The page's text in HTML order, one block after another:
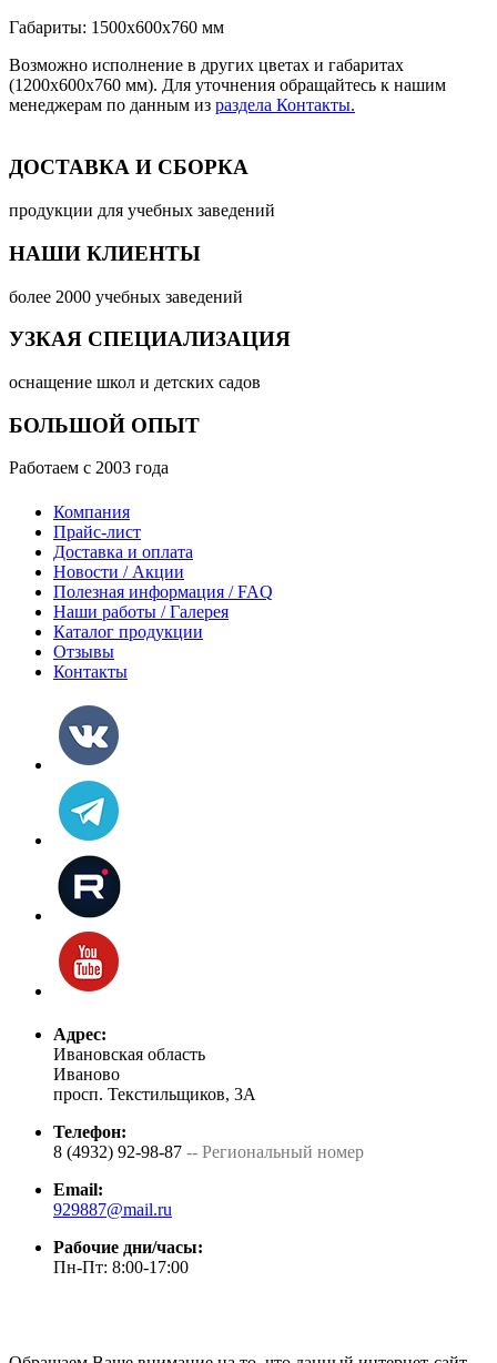
Габариты: 1500х600х760 мм
Возможно исполнение в других цветах и габаритах
(1200х600х760 мм). Для уточнения обращайтесь к нашим
менеджерам по данным из раздела Контакты.
ДОСТАВКА И СБОРКА
продукции для учебных заведений
НАШИ КЛИЕНТЫ
более 2000 учебных заведений
УЗКАЯ СПЕЦИАЛИЗАЦИЯ
оснащение школ и детских садов
БОЛЬШОЙ ОПЫТ
Работаем с 2003 года
Компания
Прайс-лист
Доставка и оплата
Новости / Акции
Полезная информация / FAQ
Наши работы / Галерея
Каталог продукции
Отзывы
Контакты
Адрес:
Ивановская область
Иваново
просп. Текстильщиков, 3А
Телефон:
8 (4932) 92-98-87 -- Региональный номер
Email:
929887@mail.ru
Рабочие дни/часы:
Пн-Пт: 8:00-17:00